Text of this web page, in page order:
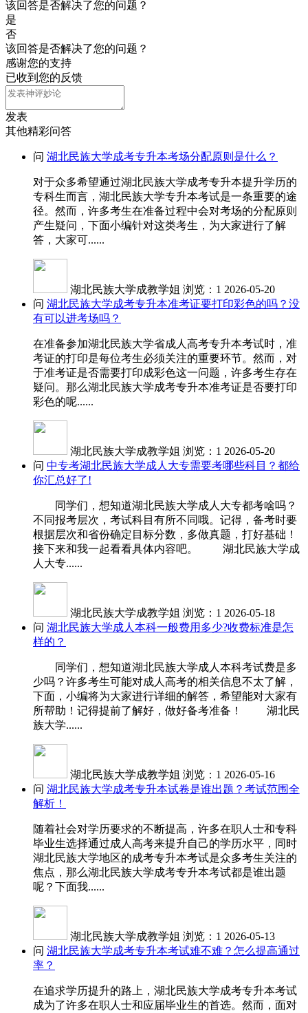
该回答是否解决了您的问题？
是
否
该回答是否解决了您的问题？
感谢您的支持
已收到您的反馈
发表
其他精彩问答
问 湖北民族大学成考专升本考场分配原则是什么？
对于众多希望通过湖北民族大学成考专升本提升学历的
专科生而言，湖北民族大学专升本考试是一条重要的途
径。然而，许多考生在准备过程中会对考场的分配原则
产生疑问，下面小编针对这类考生，为大家进行了解
答，大家可......
湖北民族大学成教学姐 浏览：1 2026-05-20
问 湖北民族大学成考专升本准考证要打印彩色的吗？没
有可以进考场吗？
在准备参加湖北民族大学省成人高考专升本考试时，准
考证的打印是每位考生必须关注的重要环节。然而，对
于准考证是否需要打印成彩色这一问题，许多考生存在
疑问。那么湖北民族大学成考专升本准考证是否要打印
彩色的呢......
湖北民族大学成教学姐 浏览：1 2026-05-20
问 中专考湖北民族大学成人大专需要考哪些科目？都给
你汇总好了!
同学们，想知道湖北民族大学成人大专都考啥吗？
不同报考层次，考试科目有所不同哦。记得，备考时要
根据层次和省份确定目标分数，多做真题，打好基础！
接下来和我一起看看具体内容吧。 湖北民族大学成
人大专......
湖北民族大学成教学姐 浏览：1 2026-05-18
问 湖北民族大学成人本科一般费用多少?收费标准是怎
样的？
同学们，想知道湖北民族大学成人本科考试费是多
少吗？许多考生可能对成人高考的相关信息不太了解，
下面，小编将为大家进行详细的解答，希望能对大家有
所帮助！记得提前了解好，做好备考准备！ 湖北民
族大学......
湖北民族大学成教学姐 浏览：1 2026-05-16
问 湖北民族大学成考专升本试卷是谁出题？考试范围全
解析！
随着社会对学历要求的不断提高，许多在职人士和专科
毕业生选择通过成人高考来提升自己的学历水平，同时
湖北民族大学地区的成考专升本考试是众多考生关注的
焦点，那么湖北民族大学成考专升本考试都是谁出题
呢？下面我......
湖北民族大学成教学姐 浏览：1 2026-05-13
问 湖北民族大学成考专升本考试难不难？怎么提高通过
率？
在追求学历提升的路上，湖北民族大学成考专升本考试
成为了许多在职人士和应届毕业生的首选。然而，面对